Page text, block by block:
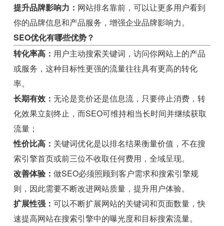
提升品牌影响力： 网站排名靠前，可以让更多用户看到
你的品牌信息和产品服务，增强企业品牌影响力。
SEO优化有哪些优势？
转化率高： 用户主动搜索关键词，访问你网站上的产品
或服务，这种目标性更强的流量往往具有更高的转化
率。
长期有效：无论是竞价还是信息流，只要停止消费，转
化效果立刻终止，而SEO可维持相当长时间并继续获取
流量；
性价比高： 关键词优化是以排名结果衡量价值，不在搜
索引擎首页或前三位不收取任何费用，全域呈现。
改善体验：做SEO必须照顾到客户需求和搜索引擎规
则，因此需要不断改进网站质量，提升用户体验。
扩展性强：可以不断扩展网站的关键词和页面数量，快
速提高网站在搜索引擎中的曝光度和目标搜索流量。